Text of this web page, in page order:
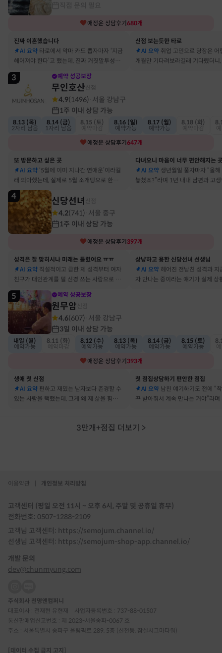
애정운 상담후기 680개
진짜 이혼했습니다
AI 요약 타로에서 악마 카드 뽑자마자 ‘지금
헤어져야 한다’고 했는데, 진짜 거짓말투성이
결혼 생활 끝에 이혼 숙고 중이에요
신점 보는듯한 타로
AI 요약 취업 고민으로 당장은 어
개월만 기다려보라길래 기다렸더니
3 예약 성공보장
무인호산
4.9(1496) 서울 강남구
1주 이내 상담 가능
8.13 (목)
2자리 남음
8.14 (금)
1자리 남음
8.15 (토)
8.16 (일)
예약가능
8.17 (월)
예약가능
8.18 (화)
애정운 상담후기 647개
또 방문하고 싶은 곳
AI 요약 ‘5월에 이미 지나간 연애운’이라길
래 의아했는데, 실제로 5월 소개팅으로 한참
고민했던 사람이 있었어요
다녀오니 마음이 너무 편안해지는
AI 요약 생년월일 풀자마자 “올
놓쳤죠?”라며 1년 내내 남편과 고
4 신당선녀
4.2(741) 서울 중구
1주 이내 상담 가능
애정운 상담후기 397개
성격은 잘 맞히시나 미래는 틀렸어요 ㅠㅠ
AI 요약 직설적이고 급한 제 성격부터 여자
친구가 대인관계를 덜 신경 쓰는 사람으로 바
뀔 거란 말까지 그대로 현실이 됐어요
상냥하고 용한 신당선녀 선생님
AI 요약 헤어진 전남친 성격과 지
자 만나는 중이라는 얘기가 실제 상
5 예약 성공보장
원무암
4.6(607) 서울 강남구
3일 이내 상담 가능
내일 (월)
예약가능
8.11 (화)
8.12 (수)
예약가능
8.13 (목)
예약가능
8.14 (금)
예약가능
8.15 (토)
예약가능
애정운 상담후기 393개
생애 첫 신점
AI 요약 편하고 재밌는 남자보다 존경할 수
있는 사람을 택했는데, 그게 왜 제 삶을 힘들게
첫 점집상담하기 편안한 점집
AI 요약 남친 얘기하기도 전에 “
꾸 받아줘서 계속 만나는 거야”라며
3만개+점집 더보기 >
이용약관 개인정보 처리방침
고객센터 (평일 오전 11시 ~ 오후 6시, 주말 및 공휴일 휴무)
전화번호: 0507-1288-2109
고객님 고객센터: https://semojum.channel.io/
선생님 고객센터: https://semojum-shop-app.channel.io/
개발 문의
dev@chunmyung.com
주식회사 천명앤컴퍼니
대표이사 : 전재현 유현재 사업자등록번호 : 737-88-01507
통신판매업신고번호 : 제 2023-서울송파-0067 호
주소 : 서울특별시 송파구 올림픽로 289, 5층 (신천동, 잠실시그마타워)
[데이터 수집 금지 고지]